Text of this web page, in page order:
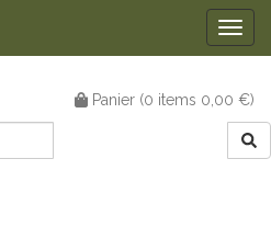
Panier (0 items 0,00 €)